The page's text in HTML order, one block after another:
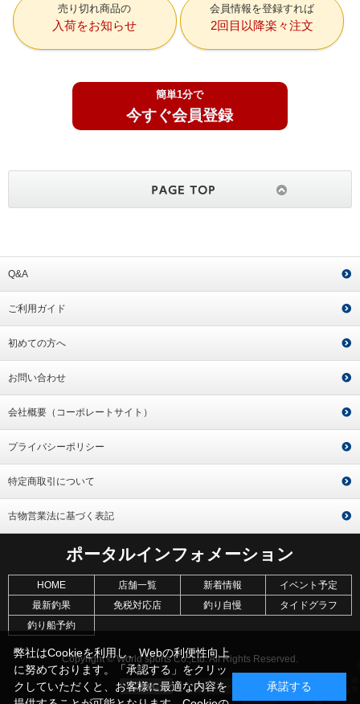
売り切れ商品の
入荷をお知らせ
会員情報を登録すれば
2回目以降楽々注文
簡単1分で
今すぐ会員登録
Q&A
ご利用ガイド
初めての方へ
お問い合わせ
会社概要（コーポレートサイト）
プライバシーポリシー
特定商取引について
古物営業法に基づく表記
ポータルインフォメーション
HOME 店舗一覧 新着情報
イベント予定
最新釣果
免税対応店 釣り自慢
タイドグラフ
釣り船予約
Copyright © World sports Co.,Ltd. All Rights Reserved.
弊社はCookieを利用し、Webの利便性向上
に努めております。「承認する」をクリッ
クしていただくと、お客様に最適な内容を
承諾する